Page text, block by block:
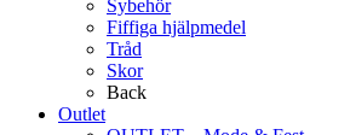
Sybehör
Fiffiga hjälpmedel
Tråd
Skor
Back
Outlet